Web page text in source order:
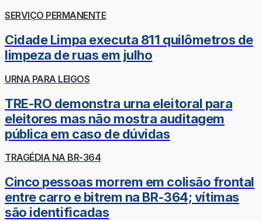
SERVIÇO PERMANENTE
Cidade Limpa executa 811 quilômetros de
limpeza de ruas em julho
URNA PARA LEIGOS
TRE-RO demonstra urna eleitoral para
eleitores mas não mostra auditagem
pública em caso de dúvidas
TRAGÉDIA NA BR-364
Cinco pessoas morrem em colisão frontal
entre carro e bitrem na BR-364; vítimas
são identificadas